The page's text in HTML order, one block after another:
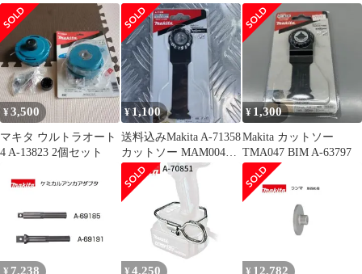
ット
¥3,500
マキタ ウルトラオート
4 A-13823 2個セット
¥1,100
送料込みMakita A-71358
カットソー MAM004
SK一枚
¥ 1,300
Makita カットソー
TMA047 BIM A-63797
¥ 7,238 ¥ 4,250 ¥ 12,782